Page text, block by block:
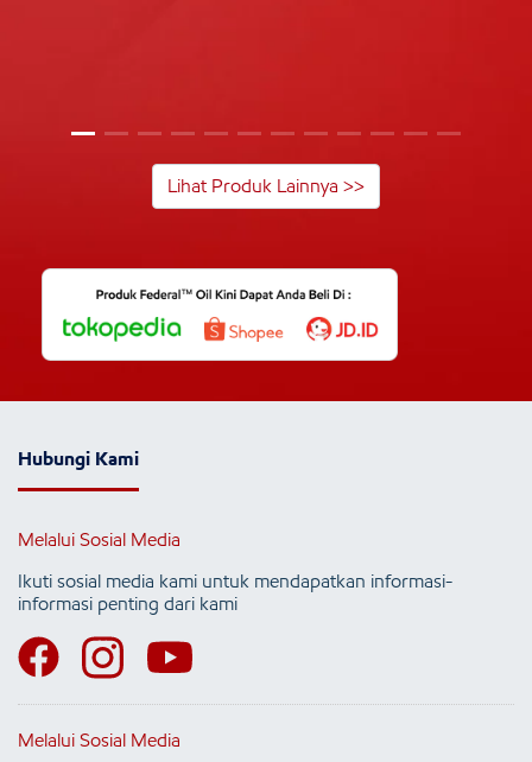
Lihat Produk Lainnya >>
Hubungi Kami
Melalui Sosial Media
Ikuti sosial media kami untuk mendapatkan informasi-
informasi penting dari kami
Melalui Sosial Media